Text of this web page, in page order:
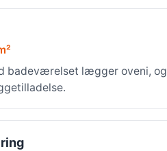
badeværelset lægger oveni, og